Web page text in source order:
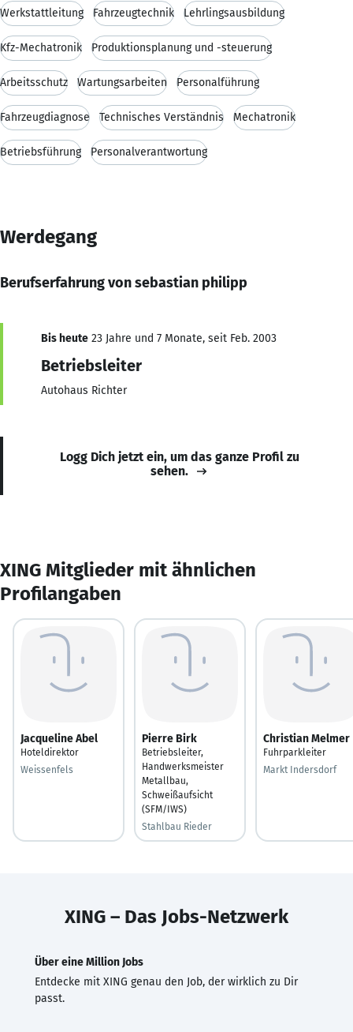
Werkstattleitung Fahrzeugtechnik Lehrlingsausbildung
Kfz-Mechatronik Produktionsplanung und -steuerung
Arbeitsschutz Wartungsarbeiten Personalführung
Fahrzeugdiagnose Technisches Verständnis Mechatronik
Betriebsführung Personalverantwortung
Werdegang
Berufserfahrung von sebastian philipp
Bis heute 23 Jahre und 7 Monate, seit Feb. 2003
Betriebsleiter
Autohaus Richter
Logg Dich jetzt ein, um das ganze Profil zu
sehen.
XING Mitglieder mit ähnlichen
Profilangaben
Jacqueline Abel
Hoteldirektor
Weissenfels
Pierre Birk
Betriebsleiter,
Handwerksmeister
Metallbau,
Schweißaufsicht
(SFM/IWS)
Stahlbau Rieder
Christian Melmer
Fuhrparkleiter
Markt Indersdorf
XING – Das Jobs-Netzwerk
Über eine Million Jobs
Entdecke mit XING genau den Job, der wirklich zu Dir
passt.